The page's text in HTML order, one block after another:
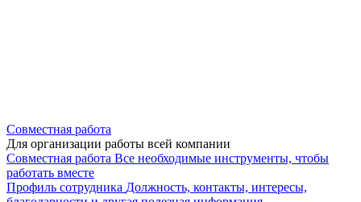
Совместная работа
Для организации работы всей компании
Совместная работа Все необходимые инструменты, чтобы
работать вместе
Профиль сотрудника Должность, контакты, интересы,